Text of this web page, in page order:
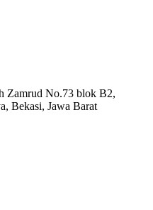
Zamrud No.73 blok B2,
Bekasi, Jawa Barat